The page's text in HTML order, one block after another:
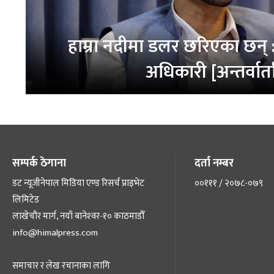
हाम्रा नदीमा डलर छरिएका छन्
अधिकारी
सम्पर्क ठेगाना
डट न्यूजीनेपाल मिडिया एण्ड रिसर्च प्राइभेट
लिमिटेड
लाखेचौर मार्ग, नयाँ बानेश्‍वर-१० काठमाडौँ
info@himalpress.com
समाचार र लेख रचानाका लागि
दर्ता नम्बर
००१११ / २०७८-०७९